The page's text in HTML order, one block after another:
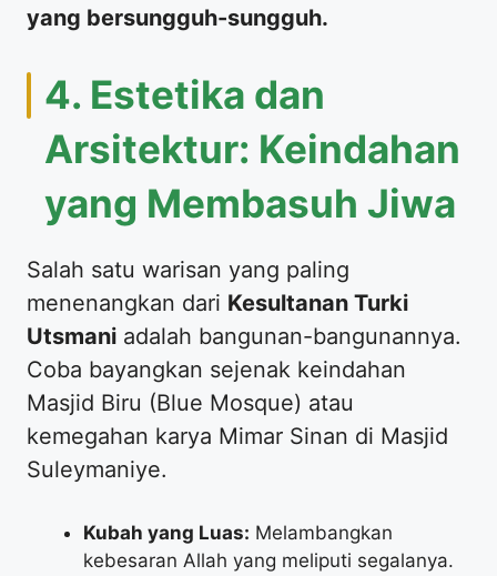
yang bersungguh-sungguh.
​4. Estetika dan
Arsitektur: Keindahan
yang Membasuh Jiwa
​Salah satu warisan yang paling
menenangkan dari Kesultanan Turki
Utsmani adalah bangunan-bangunannya.
Coba bayangkan sejenak keindahan
Masjid Biru (Blue Mosque) atau
kemegahan karya Mimar Sinan di Masjid
Suleymaniye.
Kubah yang Luas: Melambangkan
kebesaran Allah yang meliputi segalanya.